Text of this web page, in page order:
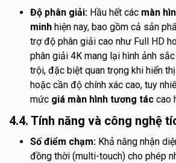
Độ phân giải: Hầu hết các màn
minh hiện nay, bao gồm cả sản
trợ độ phân giải cao như Full HD
phân giải 4K mang lại hình ảnh
trội, đặc biệt quan trọng khi hiển
hoặc cần độ chính xác cao, tuy
mức giá màn hình tương tác cao
4.4. Tính năng và công nghệ
Số điểm chạm: Khả năng nhận
đồng thời (multi-touch) cho phép